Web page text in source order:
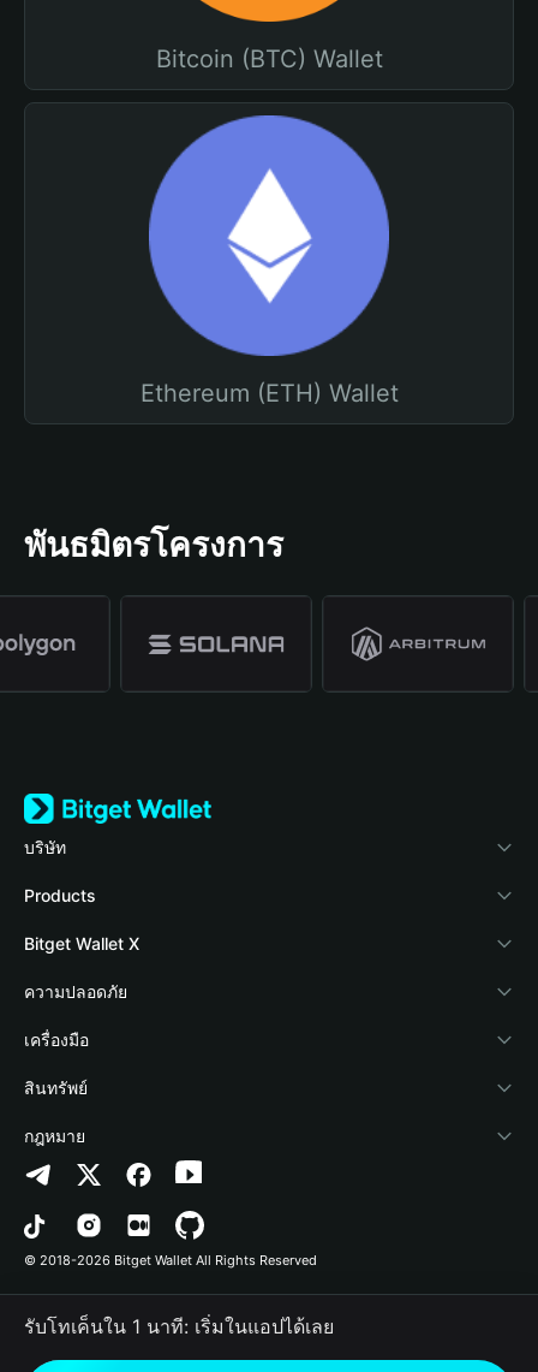
Bitcoin (BTC) Wallet
Ethereum (ETH) Wallet
พันธมิตรโครงการ
บริษัท
เกี่ยวกับ Bitget Wallet
Blog
Academy
ข่าวสารด้านคริปโต
ศูนย์ช่วยเหลือ
ติดต่อเรา
ทรัพยากรข้อมูลของแบรนด์
อาชีพ
Products
Crypto Card
Stablecoin Earn
Payfi Crypto
Crypto Swap API
Altcoin Season Index
Prediction Markets
DApp
RWA
Bitget Wallet X
นักพัฒนา
เชื่อมต่อ Wallet
Bitget Wallet Pay
ลิสต์โปรเจกต์
ความปลอดภัย
Protection Fund
เทคโนโลยีความปลอดภัย
เครื่องมือ
ซื้อคริปโต
การตรวจจับการอนุญาต
การตรวจจับสัญญา
การโอนเป็นชุด
สินทรัพย์
Arbitrum
Avalanche
Bitcoin
Polygon
กฎหมาย
นโยบายความเป็นส่วนตัว
ข้อตกลงในการใช้บริการ
© 2018-2026 Bitget Wallet All Rights Reserved
รับโทเค็นใน 1 นาที: เริ่มในแอปได้เลย